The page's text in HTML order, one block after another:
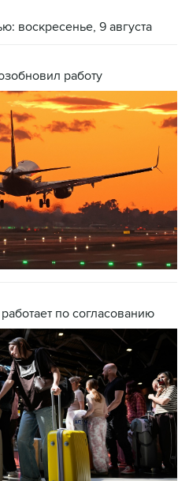
воскресенье, 9 августа
работу
по согласованию